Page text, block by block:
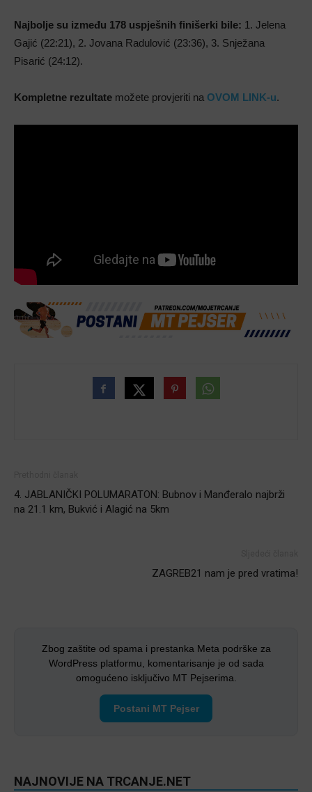
Najbolje su između 178 uspješnih finišerki bile: 1. Jelena
Gajić (22:21), 2. Jovana Radulović (23:36), 3. Snježana
Pisarić (24:12).
Kompletne rezultate možete provjeriti na OVOM LINK-u.
4. JABLANIČKI POLUMARATON: Bubnov i Manđeralo najbrži
na 21.1 km, Bukvić i Alagić na 5km
ZAGREB21 nam je pred vratima!
Zbog zaštite od spama i prestanka Meta podrške za
WordPress platformu, komentarisanje je od sada
omogućeno isključivo MT Pejserima.
Postani MT Pejser
NAJNOVIJE NA TRCANJE.NET